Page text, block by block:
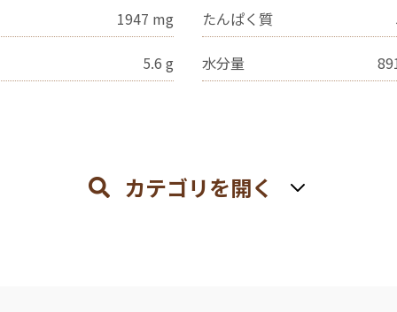
1947 mg たんぱく質
5.6 g 水分量
カテゴリを開く